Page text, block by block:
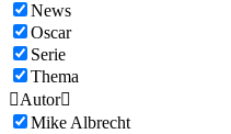
News
Oscar
Serie
Thema
Autor
Mike Albrecht